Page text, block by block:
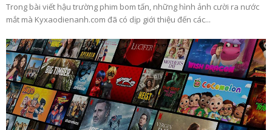
Trong bài viết hậu trường phim bom tấn, những hình ảnh cười ra nước
mắt mà Kyxaodienanh.com đã có dịp giới thiệu đến các...